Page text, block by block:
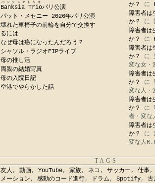
Banksia Trio
バンクシアトリオ
パリ公演
パット・メセニー 2026年パリ公演
壊れた車椅子の前輪を自分で交換す
るには
なぜ母は癌になったんだろう？
シャソル・ラジオFIPライブ
母の推し活
両親の結婚写真
母の入院日記
空港でやらかした話
か？
に
障害者は
か？
に
障害者は
か？
に
障害者は
か？
に
変な女・
障害者は
か？
に
変な人・
障害者は
か？
に
者・変な
障害者は
か？
に
変な人
TAGS
友人, 動画 , YouTube, 家族, ネコ , サッカー , 仕事,
メーション , 感動のコード進行, ドラム , Spotify, 古